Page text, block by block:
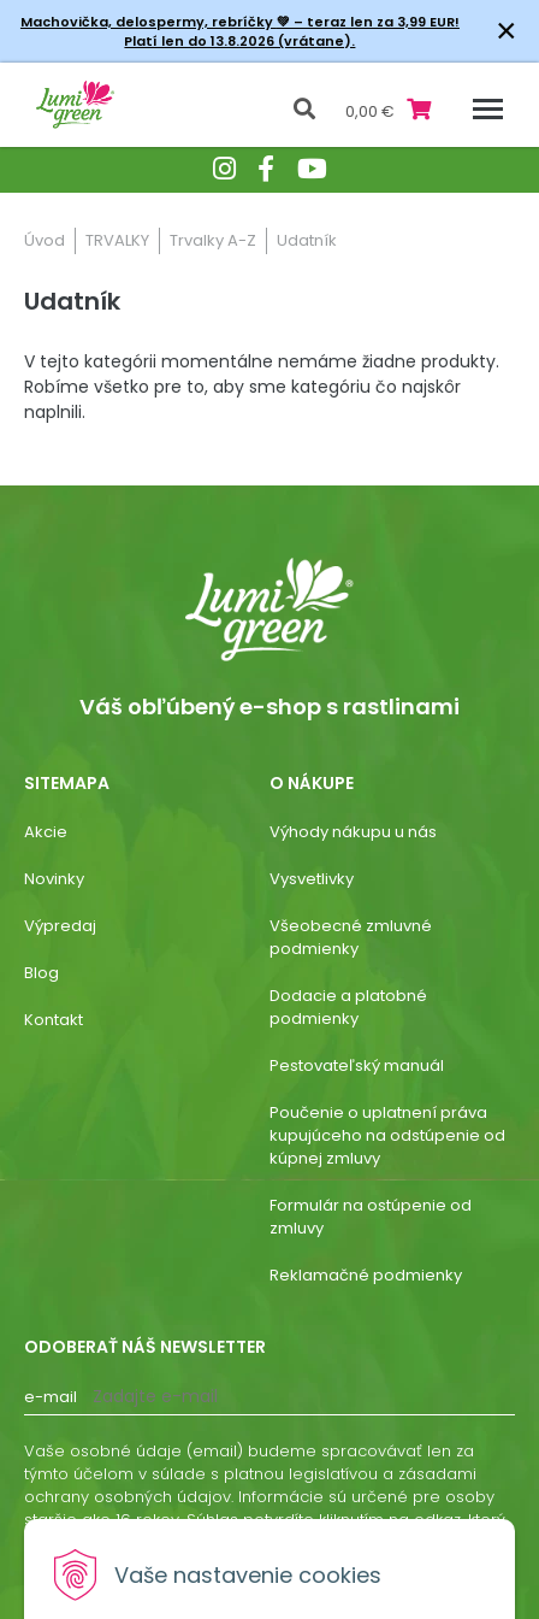
Vaše nastavenie cookies
Machovička, delospermy, rebríčky💚 – teraz len za 3,99 EUR!
Platí len do 13.8.2026 (vrátane).
×
0,00 €
Úvod TRVALKY Trvalky A-Z Udatník
Udatník
V tejto kategórii momentálne nemáme žiadne produkty.
Robíme všetko pre to, aby sme kategóriu čo najskôr
naplnili.
Váš obľúbený e-shop s rastlinami
SITEMAPA
Akcie
Novinky
Výpredaj
Blog
Kontakt
O NÁKUPE
Výhody nákupu u nás
Vysvetlivky
Všeobecné zmluvné
podmienky
Dodacie a platobné
podmienky
Pestovateľský manuál
Poučenie o uplatnení práva
kupujúceho na odstúpenie od
kúpnej zmluvy
Formulár na ostúpenie od
zmluvy
Reklamačné podmienky
ODOBERAŤ NÁŠ NEWSLETTER
e-mail
Vaše osobné údaje (email) budeme spracovávať len za
týmto účelom v súlade s platnou legislatívou a zásadami
ochrany osobných údajov. Informácie sú určené pre osoby
staršie ako 16 rokov. Súhlas potvrdíte kliknutím na odkaz, ktorý
odvolať písomne, emailom alebo kliknutím na odkaz z
ktoréhokoľvek informačného emailu.